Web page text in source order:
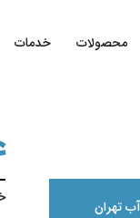
محصولات خدمات
تهران